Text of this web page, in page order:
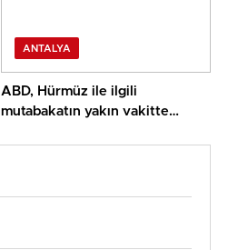
ANTALYA
ABD, Hürmüz ile ilgili
mutabakatın yakın vakitte